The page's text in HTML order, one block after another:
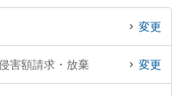
変更
害額請求・放棄 変更